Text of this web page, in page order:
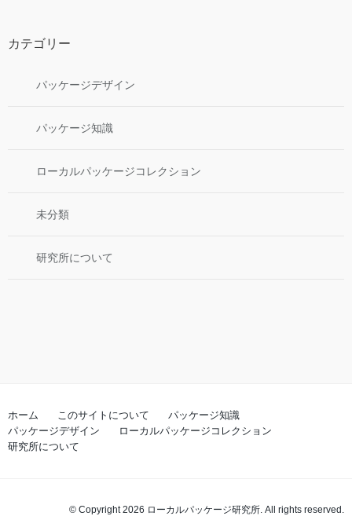
カテゴリー
パッケージデザイン
パッケージ知識
ローカルパッケージコレクション
未分類
研究所について
ホーム このサイトについて
パッケージ知識
パッケージデザイン
ローカルパッケージコレクション
研究所について
© Copyright 2026 ローカルパッケージ研究所. All rights reserved.